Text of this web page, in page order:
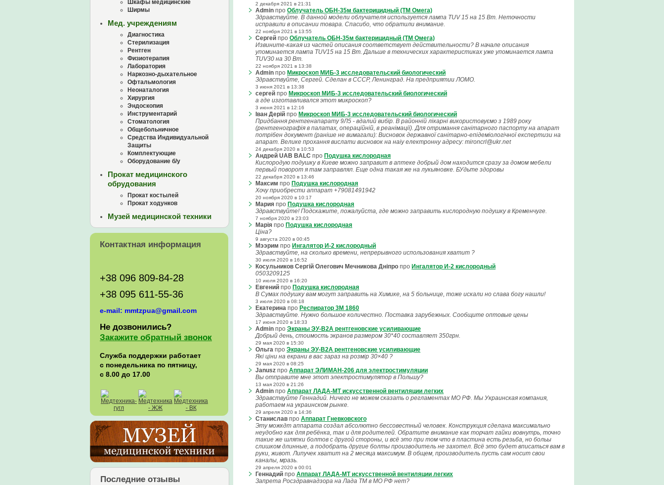
Шкафы медицинские
Ширмы
Мед. учреждениям
Диагностика
Стерилизация
Рентген
Физиотерапия
Лаборатория
Наркозно-дыхательное
Офтальмология
Неонаталогия
Хирургия
Эндоскопия
Инструментарий
Стоматология
Общебольничное
Средства Индивидуальной
Защиты
Комплектующие
Оборудование б/у
Прокат медицинского
обрудования
Прокат костылей
Прокат ходунков
Музей медицинской техники
Контактная информация
+38 096 809-84-28
+38 095 611-55-36
e-mail: mmtzpua@gmail.com
Не дозвонились?
Закажите обратный звонок
Служба поддержки работает
с понедельника по пятницу,
с 8.00 до 17.00
Последние отзывы
2 декабря 2021 в 21:31
Admin про Облучатель ОБН-35м бактерицидный (ТМ Омега)
Здравствуйте. В данной модели облучателя используется лампа TUV 15 на 15 Вт. Неточности
исправили в описании товара. Спасибо, что обратили внимание.
22 ноября 2021 в 13:55
Сергей про Облучатель ОБН-35м бактерицидный (ТМ Омега)
Извините-какая из частей описания соответствует действительности? В начале описания
упоминается лампа TUV15 на 15 Вт. Дальше в технических характеристиках уже упоминается лампа
TUV30 на 30 Вт.
22 ноября 2021 в 13:38
Admin про Микроскоп МИБ-3 исследовательский биологический
Здравствуйте, Сергей. Сделан в СССР, Ленинград. На предприятии ЛОМО.
3 июня 2021 в 13:38
сергей про Микроскоп МИБ-3 исследовательский биологический
а где изготавливался этот микроскоп?
3 июня 2021 в 12:16
Іван Дерій про Микроскоп МИБ-3 исследовательский биологический
Придбання рентгенапарату 9Л5 - вдалий вибір. В районній лікарні використовуємо з 1989 року
(рентгенографія в палатах, операційній, в реанімації). Для отримання санітарного паспорту на апарат
потрібен документ (раніше не вимагали): Висновок державної санітарно-епідеміологічної експертизи на
апарат. Велике прохання вислати висновок на наiу електронну адресу: mironcrl@ukr.net
24 декабря 2020 в 10:53
Андрей UAB BALC про Подушка кислородная
Кислородую подушку в Киеве можно заправит в аптеке добрый дом находится сразу за домом мебели
первый поворот я там заправлял. Еще одна такая же на лукьяновке. БУдьте здоровы
22 декабря 2020 в 13:46
Максим про Подушка кислородная
Хочу приобрести аппарат +79081491942
20 ноября 2020 в 10:17
Мария про Подушка кислородная
Здравствуйте! Подскажите, пожалуйста, где можно заправить кислородную подушку в Кременчуге.
7 ноября 2020 в 23:03
Марія про Подушка кислородная
Ціна?
9 августа 2020 в 00:45
Мээрим про Ингалятор И-2 кислородный
Здравствуйте, на сколько времени, непрерывного использования хватит ?
30 июля 2020 в 16:52
Косульников Сергій Олегович Мечникова Дніпро про Ингалятор И-2 кислородный
0503209125
10 июля 2020 в 16:20
Евгений про Подушка кислородная
В Сумах подушку вам могут заправить на Химике, на 5 больнице, тоже искали но слава богу нашли!
3 июля 2020 в 08:18
Екатерина про Респиратор 3M 1860
Здравствуйте. Нужно большое количестно. Поставка зарубежных. Сообщите оптовые цены
17 июня 2020 в 18:33
Admin про Экраны ЭУ-В2А рентгеновские усиливающие
Добрый день, стоимость экранов размером 30*40 составляет 350грн.
29 мая 2020 в 15:30
Ольга про Экраны ЭУ-В2А рентгеновские усиливающие
Які ціни на екрани в вас зараз на розмір 30×40 ?
29 мая 2020 в 08:25
Janusz про Аппарат ЭЛИМАН-206 для электростимуляции
Вы отправите мне этот электростимулятор в Польшу?
13 мая 2020 в 21:26
Admin про Аппарат ЛАДА-МТ искусственной вентиляции легких
Здравствуйте Геннадий. Ничего не можем сказать о регламентах МО РФ. Мы Украинская компания,
работаем на украинском рынке.
29 апреля 2020 в 14:36
Станислав про Аппарат Гневковского
Эту можкдт аппарата создал абсолютно бессовестный человек. Конструкция сделана максимально
неудобно как для ребёнка, так и для родителей. Обратите внимание как торчат гайки вовнутрь, точно
такие же шляпки болтов с другой стороны, и всё это при том что в пластина есть резьба, но больы
слишком длинные, а подобрать другие болты производитель не захотел. Всё это будет вписаться вам в
руки, живот. Липучек хватит на 2 месяца максимум. В общем, производитель пусть сам носит свои
каналы, мразь.
29 апреля 2020 в 00:01
Геннадий про Аппарат ЛАДА-МТ искусственной вентиляции легких
Запрета Росздравнадзора на Лада ТМ в МО РФ нет?